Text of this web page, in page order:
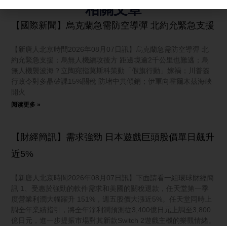
相關文章
【國際新聞】烏克蘭急需防空導彈 北約允緊急支援
【新唐人北京時間2026年08月07日訊】烏克蘭急需防空導彈 北
約允緊急支援；烏無人機續攻後方 距邊境逾2千公里也難逃；烏
無人機襲波海？立陶宛指莫斯科策動「假旗行動」嫁禍；川普簽
行政令對多晶矽課15%關稅 防堵中共傾銷；伊軍向霍爾木茲海峽
開火
阅读更多 »
【財經簡訊】需求強勁 日本遊戲巨頭股價單日飆升
近5%
【新唐人北京時間2026年08月07日訊】下面請看一組環球財經簡
訊 1、受惠於強勁的軟件需求和美國的關稅退款，任天堂第一季
度營業利潤大幅躍升 151%，週五股價大漲近5%。任天堂同時上
調全年業績指引，將全年淨利潤預測從3,400億日元上調至3,800
億日元，進一步提振市場對其新款Switch 2遊戲主機的樂觀情緒。